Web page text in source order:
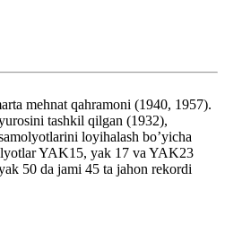
mehnat qahramoni (1940, 1957).
tashkil qilgan (1932),
loyihalash bo’yicha
YAK15, yak 17 va YAK23
50 da jami 45 ta jahon rekordi